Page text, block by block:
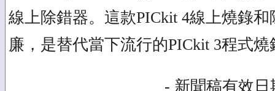
線上除錯器。這款PICkit 4線上燒錄
廉，是替代當下流行的PICkit 3程式
- 新聞稿有效日